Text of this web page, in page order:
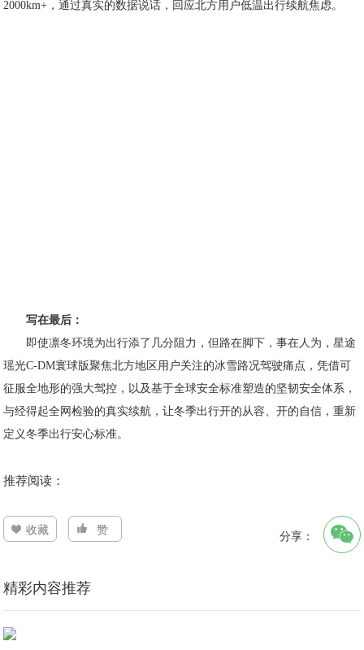
2000km+，通过真实的数据说话，回应北方用户低温出行续航焦虑。
写在最后：
即使凛冬环境为出行添了几分阻力，但路在脚下，事在人为，星途
瑶光C-DM寰球版聚焦北方地区用户关注的冰雪路况驾驶痛点，凭借可
征服全地形的强大驾控，以及基于全球安全标准塑造的坚韧安全体系，
与经得起全网检验的真实续航，让冬季出行开的从容、开的自信，重新
定义冬季出行安心标准。
推荐阅读：
收藏 赞 分享：
精彩内容推荐